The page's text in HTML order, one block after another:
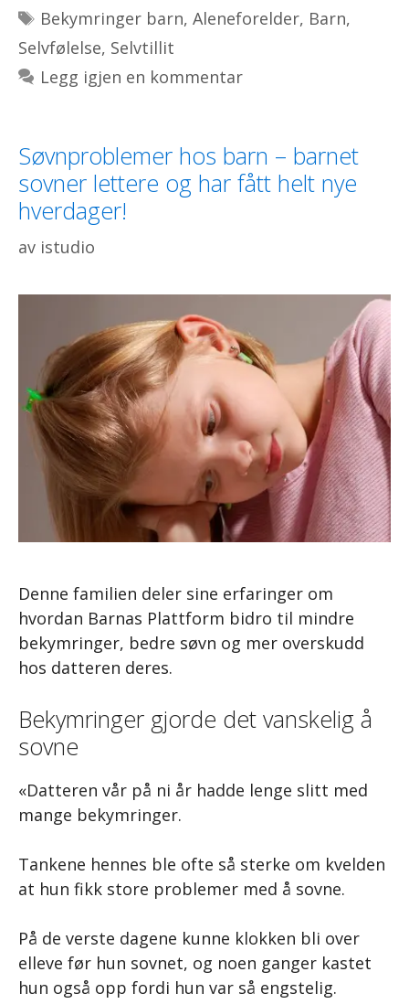
Stikkord
Bekymringer barn, Aleneforelder, Barn,
Selvfølelse, Selvtillit
Legg igjen en kommentar
Søvnproblemer hos barn – barnet
sovner lettere og har fått helt nye
hverdager!
av istudio
Denne familien deler sine erfaringer om
hvordan Barnas Plattform bidro til mindre
bekymringer, bedre søvn og mer overskudd
hos datteren deres.
Bekymringer gjorde det vanskelig å
sovne
«Datteren vår på ni år hadde lenge slitt med
mange bekymringer.
Tankene hennes ble ofte så sterke om kvelden
at hun fikk store problemer med å sovne.
På de verste dagene kunne klokken bli over
elleve før hun sovnet, og noen ganger kastet
hun også opp fordi hun var så engstelig.